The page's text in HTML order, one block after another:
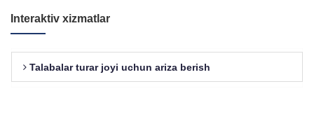
Interaktiv xizmatlar
Talabalar turar joyi uchun ariza berish